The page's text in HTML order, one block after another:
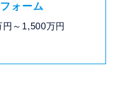
ォーム
円～1,500万円